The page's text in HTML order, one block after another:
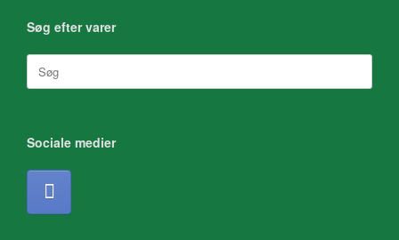
Søg efter varer
Søg
efter:
Sociale medier